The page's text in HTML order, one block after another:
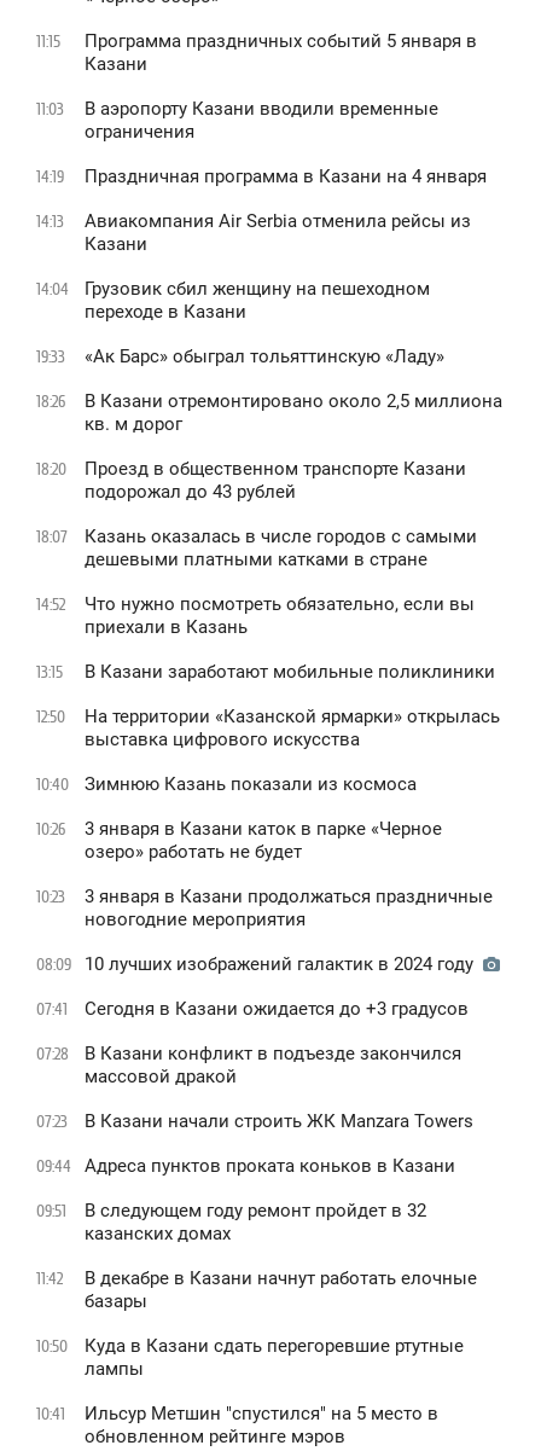
11:15
Программа праздничных событий 5 января в
Казани
11:03
В аэропорту Казани вводили временные
ограничения
14:19 Праздничная программа в Казани на 4 января
14:13
Авиакомпания Air Serbia отменила рейсы из
Казани
14:04
Грузовик сбил женщину на пешеходном
переходе в Казани
19:33 «Ак Барс» обыграл тольяттинскую «Ладу»
18:26
В Казани отремонтировано около 2,5 миллиона
кв. м дорог
18:20
Проезд в общественном транспорте Казани
подорожал до 43 рублей
18:07
Казань оказалась в числе городов с самыми
дешевыми платными катками в стране
14:52
Что нужно посмотреть обязательно, если вы
приехали в Казань
13:15 В Казани заработают мобильные поликлиники
12:50
На территории «Казанской ярмарки» открылась
выставка цифрового искусства
10:40 Зимнюю Казань показали из космоса
10:26
3 января в Казани каток в парке «Черное
oзеро» работать не будет
10:23
3 января в Казани продолжаться праздничные
новогодние мероприятия
08:09 10 лучших изображений галактик в 2024 году
07:41 Сегодня в Казани ожидается до +3 градусов
07:28
В Казани конфликт в подъезде закончился
массовой дракой
07:23 В Казани начали строить ЖК Manzara Towers
09:44 Адреса пунктов проката коньков в Казани
09:51
В следующем году ремонт пройдет в 32
казанских домах
11:42
В декабре в Казани начнут работать елочные
базары
10:50
Куда в Казани сдать перегоревшие ртутные
лампы
10:41
Ильсур Метшин "спустился" на 5 место в
обновленном рейтинге мэров